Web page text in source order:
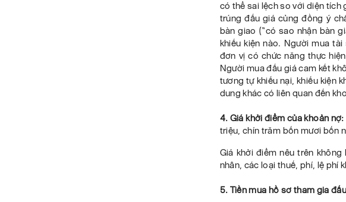
có thể sai lệch so với diện tích
trúng đấu giá củng đồng ý
bàn giao (“có sao nhận bàn
khiếu kiện nào. Người mua
đơn vị có chức năng thực
Người mua đấu giá cam kết
tương tự khiếu nại, khiếu kiện
dung khác có liên quan đến
4. Giá khởi điểm của khoản nợ:
triệu, chín trăm bốn mươi bốn
Giá khởi điểm nêu trên
nhân, các loại thuế, phí, lệ phí
5. Tiền mua hồ sơ tham gia